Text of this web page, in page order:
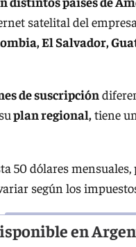
satelital del
El Salvador,
de suscripción
plan regional,tiene
50 dólares
según los
en